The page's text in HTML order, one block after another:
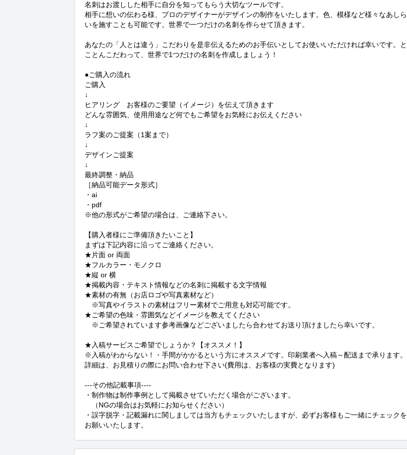
名刺はお渡しした相手に自分を知ってもらう大切なツールです。
相手に想いの伝わる様、プロのデザイナーがデザインの制作をいたします。色、模様など様々なあしら
いを施すことも可能です。世界で一つだけの名刺を作らせて頂きます。
あなたの「人とは違う」こだわりを是非伝えるためのお手伝いとしてお使いいただければ幸いです。と
ことんこだわって、世界で1つだけの名刺を作成しましょう！
●ご購入の流れ
ご購入
↓
ヒアリング　お客様のご要望（イメージ）を伝えて頂きます
どんな雰囲気、使用用途など何でもご希望をお気軽にお伝えください
↓
ラフ案のご提案（1案まで）
↓
デザインご提案
↓
最終調整・納品
［納品可能データ形式］
・ai
・pdf
※他の形式がご希望の場合は、ご連絡下さい。
【購入者様にご準備頂きたいこと】
まずは下記内容に沿ってご連絡ください。
★片面 or 両面
★フルカラー・モノクロ
★縦 or 横
★掲載内容・テキスト情報などの名刺に掲載する文字情報
★素材の有無（お店ロゴや写真素材など）
※写真やイラストの素材はフリー素材でご用意も対応可能です。
★ご希望の色味・雰囲気などイメージを教えてください
※ご希望されています参考画像などございましたら合わせてお送り頂けましたら幸いです。
★入稿サービスご希望でしょうか？【オススメ！】
※入稿がわからない！・手間がかかるという方にオススメです。印刷業者へ入稿～配送まで承ります。
詳細は、お見積りの際にお問い合わせ下さい(費用は、お客様の実費となります)
---その他記載事項----
・制作物は制作事例として掲載させていただく場合がございます。
（NGの場合はお気軽にお知らせください）
・誤字脱字・記載漏れに関しましては当方もチェックいたしますが、必ずお客様もご一緒にチェックを
お願いいたします。